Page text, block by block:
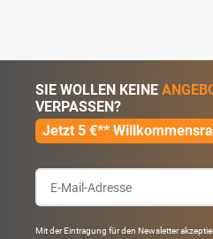
SIE WOLLEN KEINE
VERPASSEN?
Jetzt 5 €**
Mit der Eintragung für den Newsletter